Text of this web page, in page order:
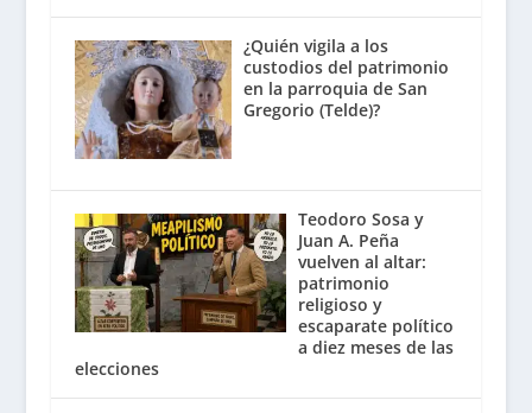
¿Quién vigila a los
custodios del patrimonio
en la parroquia de San
Gregorio (Telde)?
Teodoro Sosa y
Juan A. Peña
vuelven al altar:
patrimonio
religioso y
escaparate político
a diez meses de las
elecciones